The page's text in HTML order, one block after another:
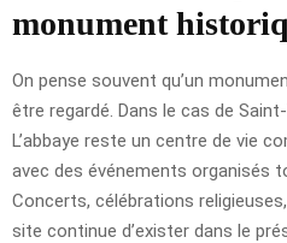
monument
On pense souvent qu’un
être regardé. Dans le cas de
L’abbaye reste un centre de vie
avec des événements organisés
Concerts, célébrations
site continue d’exister dans le